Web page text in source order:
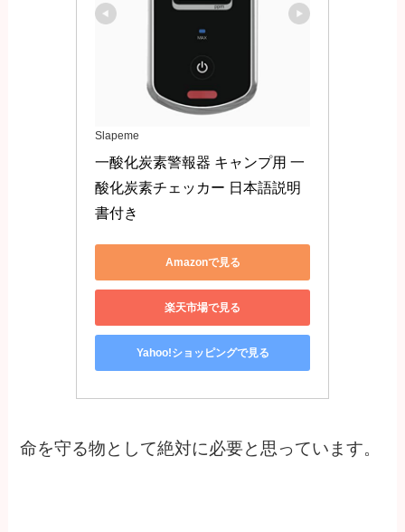
Slapeme
一酸化炭素警報器 キャンプ用 一
酸化炭素チェッカー 日本語説明
書付き
Amazonで見る
楽天市場で見る
Yahoo!ショッピングで見る
命を守る物として絶対に必要と思っています。